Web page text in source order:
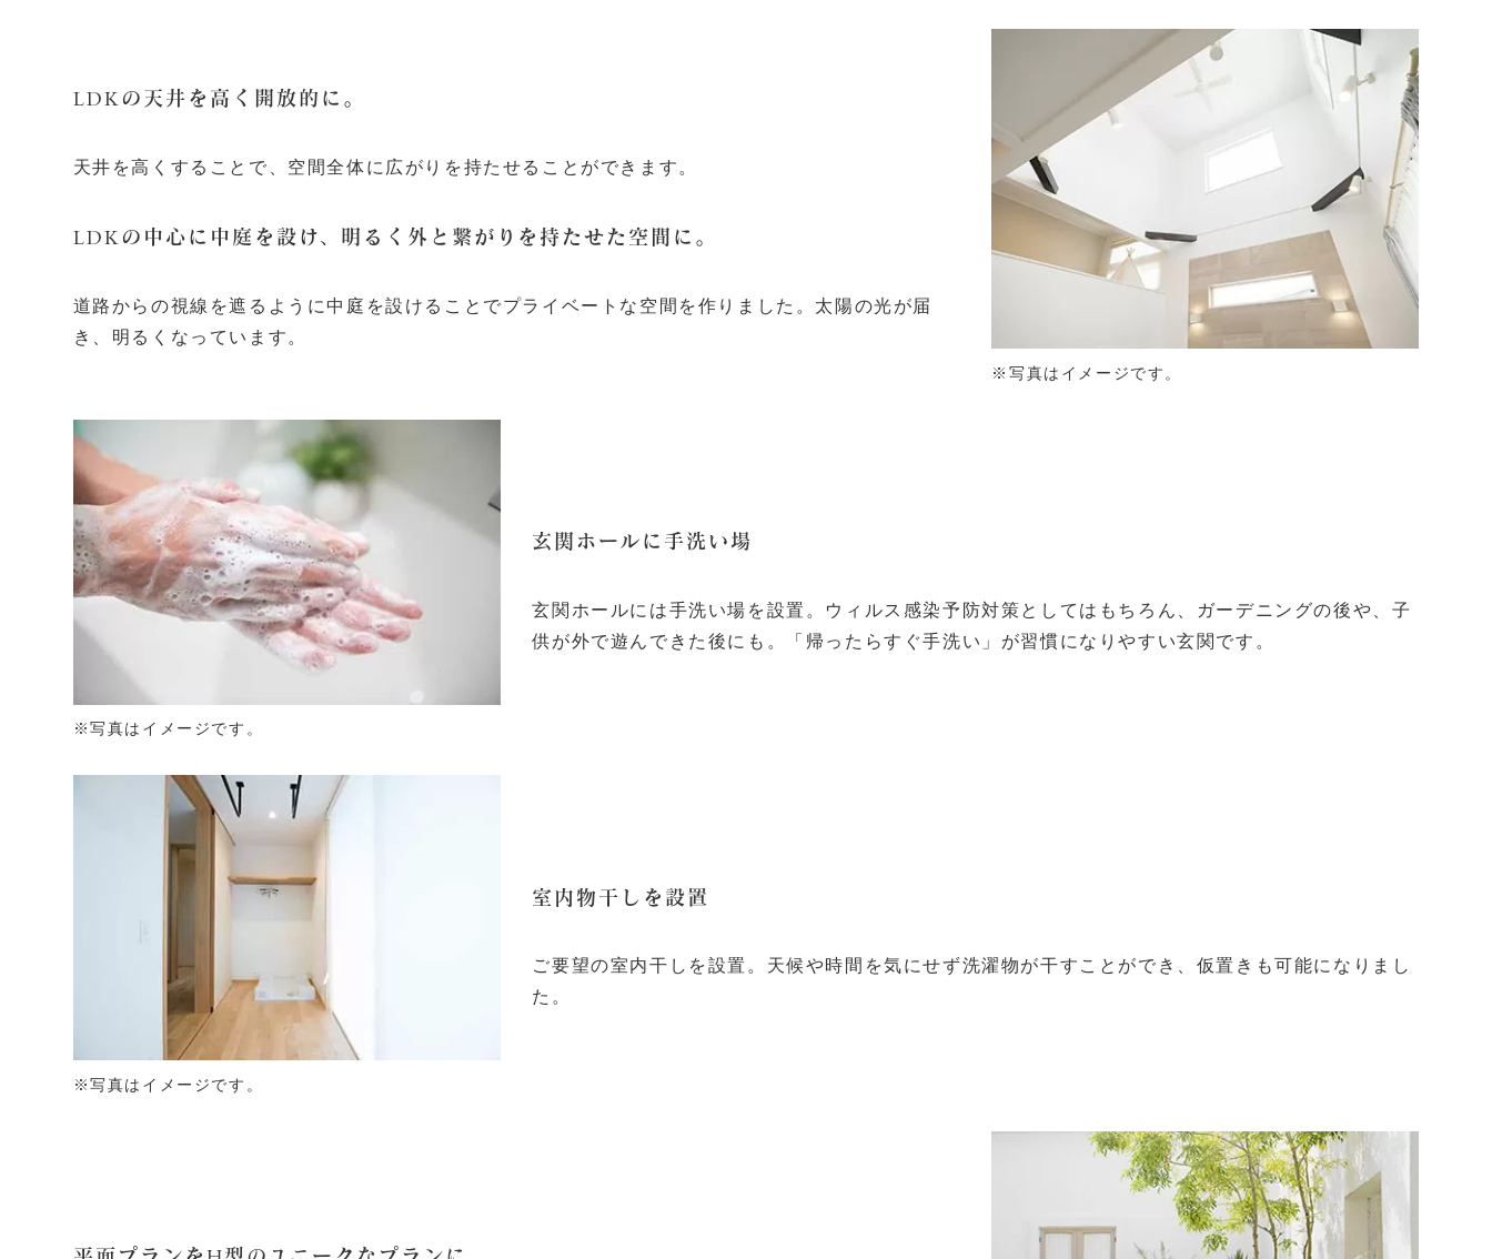
LDKの天井を高く開放的に。
天井を高くすることで、空間全体に広がりを持たせることができます。
LDKの中心に中庭を設け、明るく外と繋がりを持たせた空間に。
道路からの視線を遮るように中庭を設けることでプライベートな空間を作りました。太陽の光が届
き、明るくなっています。
※写真はイメージです。
玄関ホールに手洗い場
玄関ホールには手洗い場を設置。ウィルス感染予防対策としてはもちろん、ガーデニングの後や、子
供が外で遊んできた後にも。「帰ったらすぐ手洗い」が習慣になりやすい玄関です。
※写真はイメージです。
室内物干しを設置
ご要望の室内干しを設置。天候や時間を気にせず洗濯物が干すことができ、仮置きも可能になりまし
た。
※写真はイメージです。